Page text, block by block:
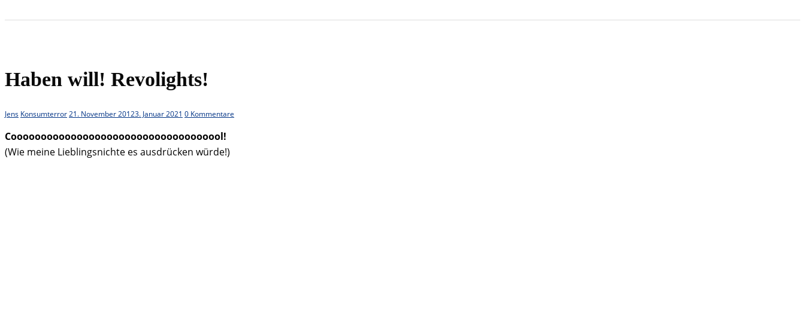
Haben will! Revolights!
Jens Konsumterror21. November 20123. Januar 2021 0 Kommentare
Coooooooooooooooooooooooooooooooooool!
(Wie meine Lieblingsnichte es ausdrücken würde!)